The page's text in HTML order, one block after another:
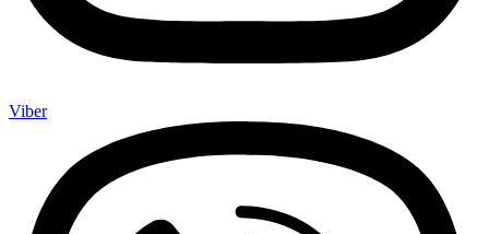
Viber